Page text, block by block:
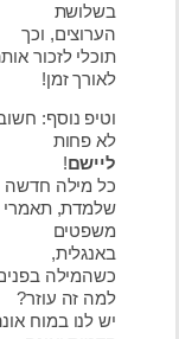
הערוצים, וכך
תוכלי לזכור אותה
לאורך זמן!
וטיפ נוסף: חשוב
כל מילה חדשה
שלמדת, תאמרי 5
כשהמילה בפנים.
למה זה עוזר?
יש לנו במוח אונה